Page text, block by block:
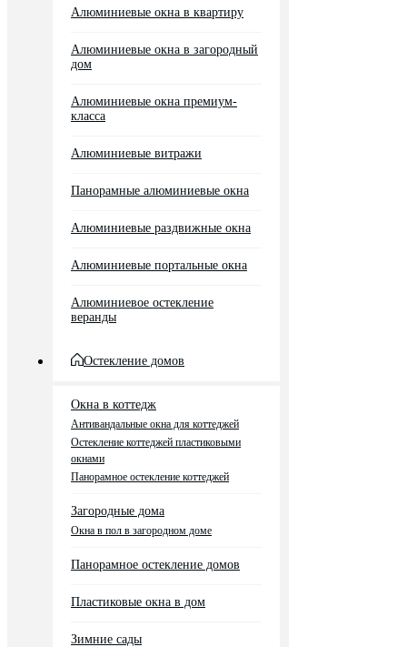
Алюминиевые окна в квартиру
Алюминиевые окна в загородный
дом
Алюминиевые окна премиум-
класса
Алюминиевые витражи
Панорамные алюминиевые окна
Алюминиевые раздвижные окна
Алюминиевые портальные окна
Алюминиевое остекление
веранды
Остекление домов
Окна в коттедж
Антивандальные окна для коттеджей
Остекление коттеджей пластиковыми
окнами
Панорамное остекление коттеджей
Загородные дома
Окна в пол в загородном доме
Панорамное остекление домов
Пластиковые окна в дом
Зимние сады